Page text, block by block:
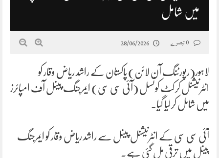
میں شامل
28/06/2026
لاہور(رپورٹنگ آن لائن) پاکستان کے راشد ریاض وقار کو
انٹرنیشنل کرکٹ کونسل (آئی سی سی) ایمرجنگ پینل آف امپائرز
میں شامل کرلیا گیا۔
آئی سی سی کے انٹرنیشنل پینل سے راشد ریاض وقار کو ایمرجنگ
پینل میں ترقی مل گئی ہے۔